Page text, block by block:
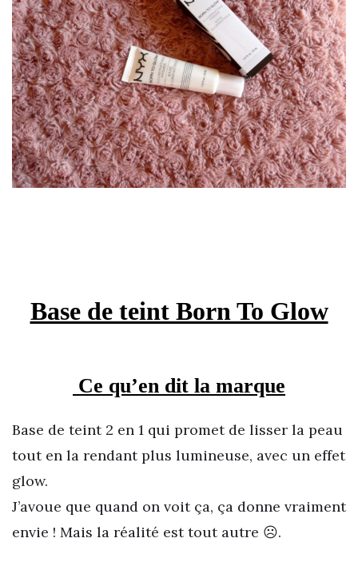
Base de teint Born To Glow
Ce qu’en dit la marque
Base de teint 2 en 1 qui promet de lisser la peau
tout en la rendant plus lumineuse, avec un effet
glow.
J’avoue que quand on voit ça, ça donne vraiment
envie ! Mais la réalité est tout autre ☹️.